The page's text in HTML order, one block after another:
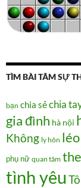
TÌM BÀI TÂM SỰ
bạn chia sẻchia
gia đình hà nội
Không ly hôn léo
phụ nữ quan tâm
tình yêu